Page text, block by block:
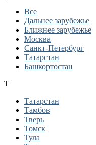
Все
Дальнее зарубежье
Ближнее зарубежье
Москва
Санкт-Петербург
Татарстан
Башкортостан
Т
Татарстан
Тамбов
Тверь
Томск
Тула